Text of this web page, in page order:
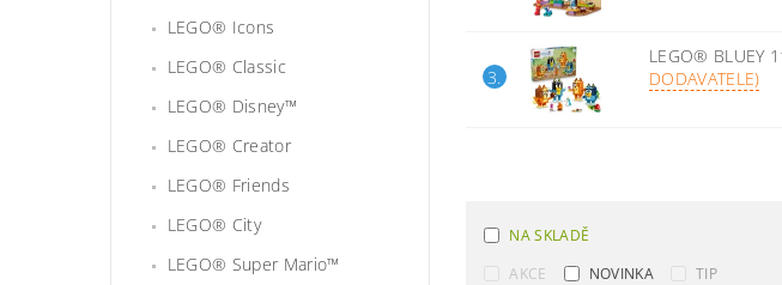
LEGO® Icons
LEGO® Classic
LEGO® Disney™
LEGO® Creator
LEGO® Friends
LEGO® City
LEGO® Super Mario™
3.
LEGO® BLUEY
DODAVATELE)
NA SKLADĚ
AKCE
NOVINKA TIP